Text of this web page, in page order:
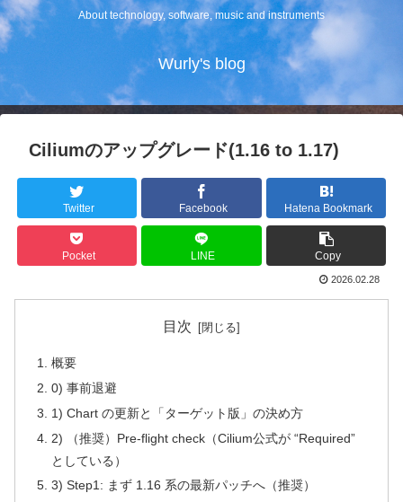
About technology, software, music and instruments
Wurly's blog
Ciliumのアップグレード(1.16 to 1.17)
Twitter Facebook Hatena Bookmark
Pocket LINE Copy
2026.02.28
目次
概要
0) 事前退避
1) Chart の更新と「ターゲット版」の決め方
2) （推奨）Pre-flight check（Cilium公式が “Required”
としている）
3) Step1: まず 1.16 系の最新パッチへ（推奨）